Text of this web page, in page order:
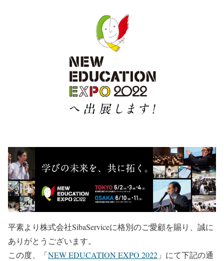
平素より株式会社SibaServiceに格別のご愛顧を賜り、誠に
ありがとうございます。
この度、「NEW EDUCATION EXPO 2022 」にて下記の通